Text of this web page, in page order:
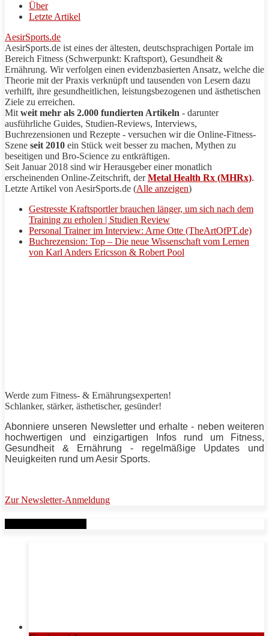
Über
Letzte Artikel
AesirSports.de
AesirSports.de ist eines der ältesten, deutschsprachigen Portale im
Bereich Fitness (Schwerpunkt: Kraftsport), Gesundheit &
Ernährung. Wir verfolgen einen evidenzbasierten Ansatz, welche die
Theorie mit der Praxis verknüpft und tausenden von Lesern dazu
verhilft, ihre gesundheitlichen, leistungsbezogenen und ästhetischen
Ziele zu erreichen.
Mitweit mehr als 2.000 fundierten Artikeln - darunter
ausführliche Guides, Studien-Reviews, Interviews,
Buchrezensionen und Rezepte - versuchen wir die Online-Fitness-
Szene seit 2010 ein Stück weit besser zu machen, Mythen zu
beseitigen und Bro-Science zu entkräftigen.
Seit Januar 2018 sind wir Herausgeber einer monatlich
erscheinenden Online-Zeitschrift, derMetal Health Rx (MHRx).
Letzte Artikel von AesirSports.de (Alle anzeigen)
Gestresste Kraftsportler brauchen länger, um sich nach dem
Training zu erholen | Studien Review
Personal Trainer im Interview: Arne Otte (TheArtOfPT.de)
Buchrezension: Top – Die neue Wissenschaft vom Lernen
von Karl Anders Ericsson & Robert Pool
Werde zum Fitness- & Ernährungsexperten!
Schlanker, stärker, ästhetischer, gesünder!
Abonniere unseren Newsletter und erhalte - neben weiteren
hochwertigen und einzigartigen Infos rund um Fitness,
Gesundheit & Ernährung - regelmäßige Updates und
Neuigkeiten rund um Aesir Sports.
Zur Newsletter-Anmeldung